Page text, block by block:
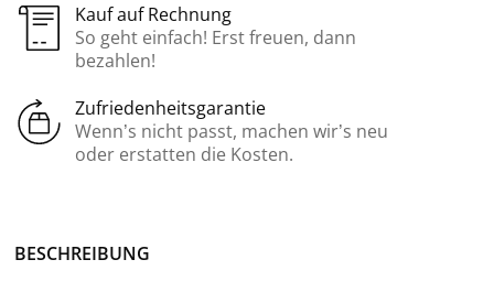
Kauf auf Rechnung
So geht einfach! Erst freuen, dann
bezahlen!
Zufriedenheitsgarantie
Wenn’s nicht passt, machen wir’s neu
oder erstatten die Kosten.
BE­SCHREI­BUNG